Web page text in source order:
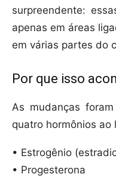
surpreendente:
apenas em áreas
em várias partes do
Por que isso
As mudanças
quatro hormônios ao
• Estrogênio
• Progesterona